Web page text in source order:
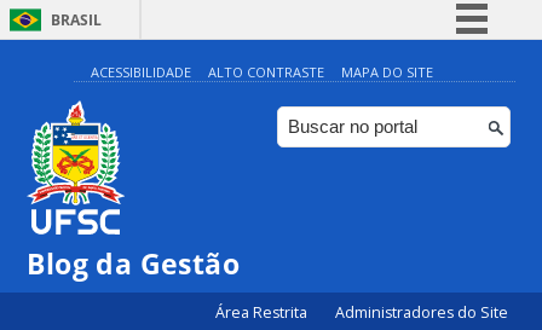
BRASIL
Simplifique!
Comunica BR
Participe
ACESSIBILIDADE ALTO CONTRASTE MAPA DO SITE
Blog da Gestão
Área Restrita Administradores do Site